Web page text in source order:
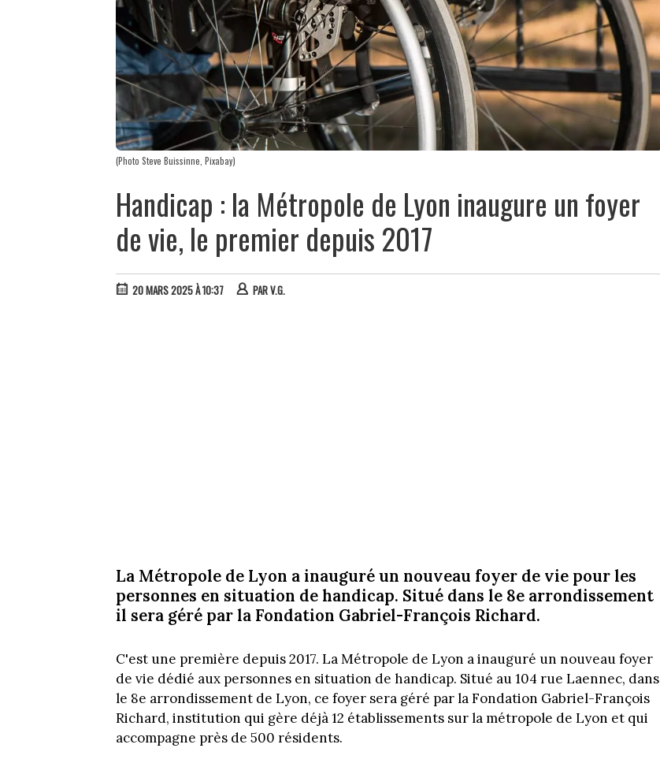
(Photo Steve Buissinne, Pixabay)
Handicap : la Métropole de Lyon inaugure un foyer
de vie, le premier depuis 2017
20 MARS 2025 À 10:37 PARV.G.
La Métropole de Lyon a inauguré un nouveau foyer de vie pour les
personnes en situation de handicap. Situé dans le 8e arrondissement
il sera géré par la Fondation Gabriel-François Richard.
C'est une première depuis 2017. La Métropole de Lyon a inauguré un nouveau foyer
de vie dédié aux personnes en situation de handicap. Situé au 104 rue Laennec, dans
le 8e arrondissement de Lyon, ce foyer sera géré par la Fondation Gabriel-François
Richard, institution qui gère déjà 12 établissements sur la métropole de Lyon et qui
accompagne près de 500 résidents.